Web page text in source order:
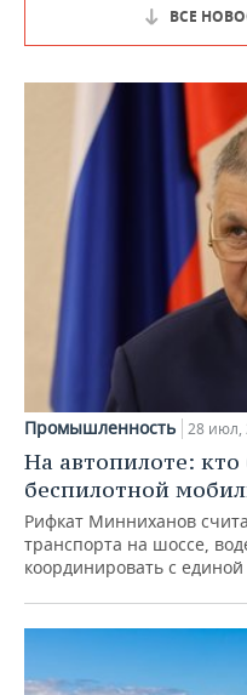
ВСЕ
Промышленность 28 июл,
На автопилоте: кто
беспилотной
Рифкат Минниханов
транспорта на шоссе,
координировать с